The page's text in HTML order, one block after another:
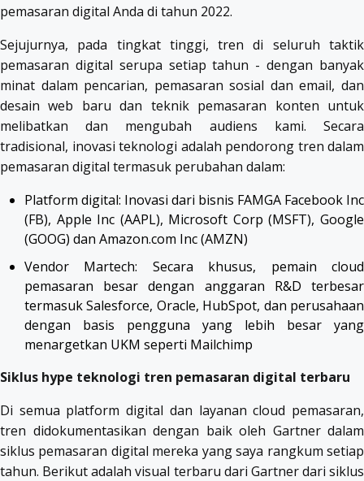
pemasaran digital Anda di tahun 2022.
Sejujurnya, pada tingkat tinggi, tren di seluruh taktik
pemasaran digital serupa setiap tahun - dengan banyak
minat dalam pencarian, pemasaran sosial dan email, dan
desain web baru dan teknik pemasaran konten untuk
melibatkan dan mengubah audiens kami. Secara
tradisional, inovasi teknologi adalah pendorong tren dalam
pemasaran digital termasuk perubahan dalam:
Platform digital: Inovasi dari bisnis FAMGA Facebook Inc
(FB), Apple Inc (AAPL), Microsoft Corp (MSFT), Google
(GOOG) dan Amazon.com Inc (AMZN)
Vendor Martech: Secara khusus, pemain cloud
pemasaran besar dengan anggaran R&D terbesar
termasuk Salesforce, Oracle, HubSpot, dan perusahaan
dengan basis pengguna yang lebih besar yang
menargetkan UKM seperti Mailchimp
Siklus hype teknologi tren pemasaran digital terbaru
Di semua platform digital dan layanan cloud pemasaran,
tren didokumentasikan dengan baik oleh Gartner dalam
siklus pemasaran digital mereka yang saya rangkum setiap
tahun. Berikut adalah visual terbaru dari Gartner dari siklus